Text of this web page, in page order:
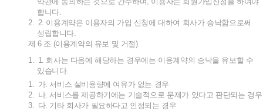
합니다.
2. 2. 이용계약은 이용자의 가입 신청에 대하여 회사가 승낙함으로써
성립합니다.
제 6 조 (이용계약의 유보 및 거절)
1. 1. 회사는 다음에 해당하는 경우에는 이용계약의 승낙을 유보할 수
있습니다.
1. 가. 서비스 설비용량에 여유가 없는 경우
2. 나. 서비스를 제공하기에는 기술적으로 문제가 있다고 판단되는 경우
3. 다. 기타 회사가 필요하다고 인정되는 경우